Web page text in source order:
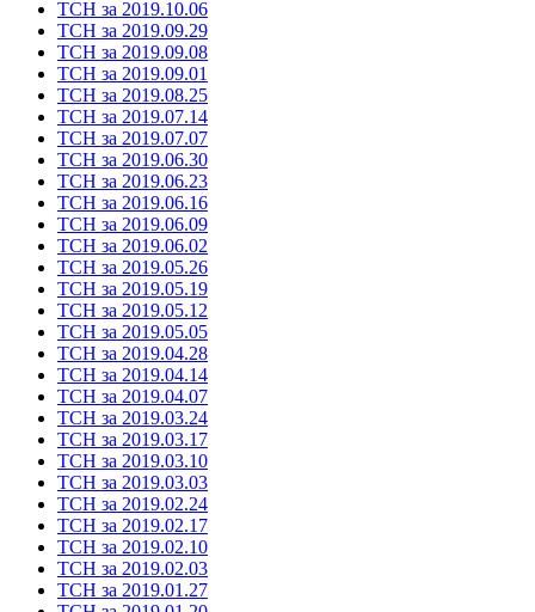
ТСН за 2019.10.06
ТСН за 2019.09.29
ТСН за 2019.09.08
ТСН за 2019.09.01
ТСН за 2019.08.25
ТСН за 2019.07.14
ТСН за 2019.07.07
ТСН за 2019.06.30
ТСН за 2019.06.23
ТСН за 2019.06.16
ТСН за 2019.06.09
ТСН за 2019.06.02
ТСН за 2019.05.26
ТСН за 2019.05.19
ТСН за 2019.05.12
ТСН за 2019.05.05
ТСН за 2019.04.28
ТСН за 2019.04.14
ТСН за 2019.04.07
ТСН за 2019.03.24
ТСН за 2019.03.17
ТСН за 2019.03.10
ТСН за 2019.03.03
ТСН за 2019.02.24
ТСН за 2019.02.17
ТСН за 2019.02.10
ТСН за 2019.02.03
ТСН за 2019.01.27